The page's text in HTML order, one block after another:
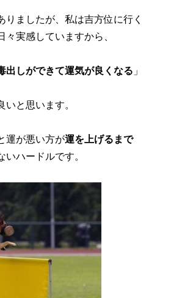
りましたが、私は吉方位に行く
実感していますから、
出しができて運気が良くなる 」
いと思います。
運が悪い方が運を上げるまで
ハードルです。